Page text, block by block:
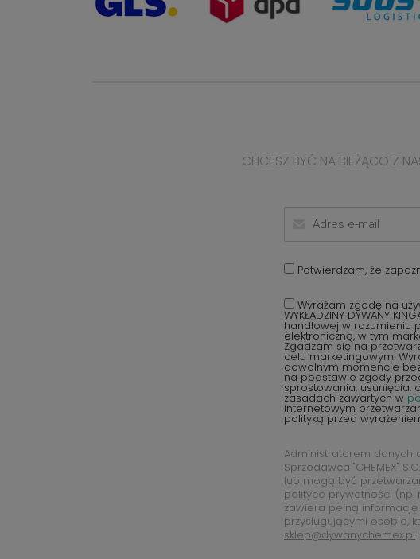
CHCESZ BYĆ NA BIEŻĄCO Z
Potwierdzam, że
Wyrażam zgodę na
WYKŁADZINY DYWANY
handlowej w rozumieniu
elektroniczną, w tym
Zgadzam się na
celu marketingowym.
dowolnym momencie
na podstawie zgody
sprostowania, usunięcia,
zasadach zawartych w
internetowym
polityką przed
Administratorem danych
Sprzedawca "CHEMEX"
lub mogą być
polityce prywatności (np.
zawiera pełną
przysługującymi osobie,
sklep@dywanychemex.pl